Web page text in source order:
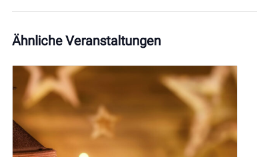
Ähnliche Veranstaltungen